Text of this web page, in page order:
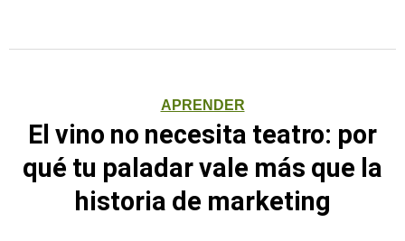
APRENDER
El vino no necesita teatro: por
qué tu paladar vale más que la
historia de marketing